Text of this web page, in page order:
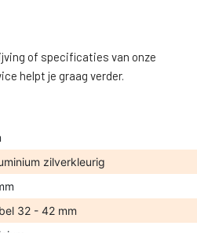
of specificaties van onze
helpt je graag verder.
zilverkleurig
32 - 42 mm